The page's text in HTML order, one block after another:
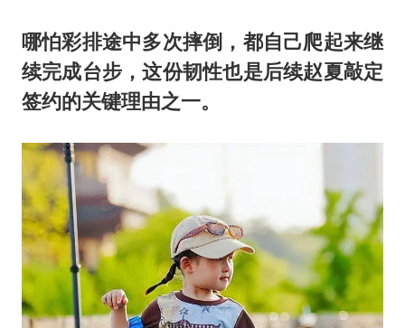
哪怕彩排途中多次摔倒，都自己爬起来继
续完成台步，这份韧性也是后续赵夏敲定
签约的关键理由之一。